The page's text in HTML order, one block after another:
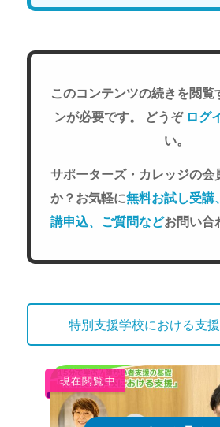
このコンテンツの続きを閲覧
ンが必要です。 どうぞ ログ
い。
サポーターズ・カレッジの会
か？お気軽に無料お試し受講
講申込、ご質問などお問い合
特別支援学校における支
現在閲覧中